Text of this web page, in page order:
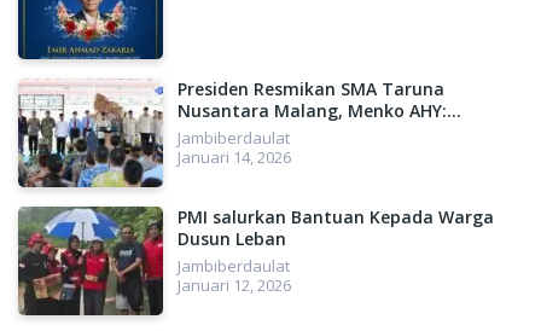
Presiden Resmikan SMA Taruna
Nusantara Malang, Menko AHY:
Menyiapkan SDM Unggul, Menuju
Indonesia Emas 2045
Jambiberdaulat
Januari 14, 2026
PMI salurkan Bantuan Kepada Warga
Dusun Leban
Jambiberdaulat
Januari 12, 2026